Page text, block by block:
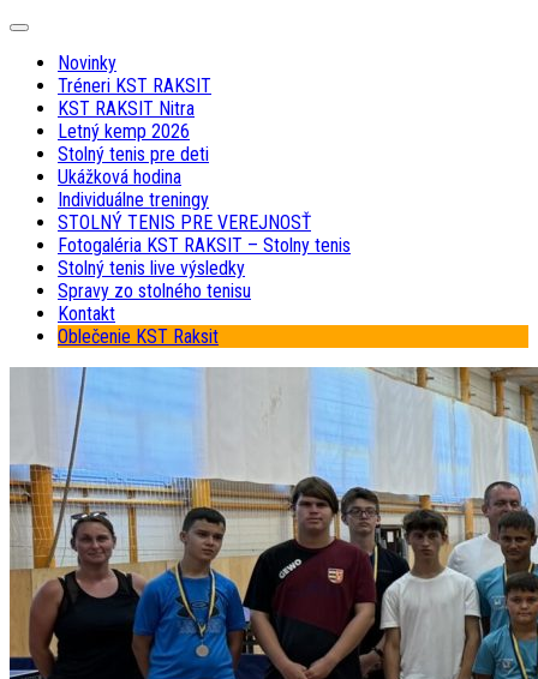
Skip
content
Expand
Novinky
Tréneri KST RAKSIT
KST RAKSIT Nitra
Letný kemp 2026
Stolný tenis pre deti
Ukážková hodina
Individuálne treningy
STOLNÝ TENIS PRE VEREJNOSŤ
Fotogaléria KST RAKSIT – Stolny tenis
Stolný tenis live výsledky
Spravy zo stolného tenisu
Kontakt
Oblečenie KST Raksit